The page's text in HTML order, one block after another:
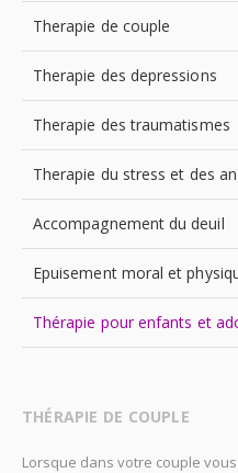
Therapie de couple
Therapie des depressions
Therapie des traumatismes
Therapie du stress et des
Accompagnement du deuil
Epuisement moral et
Thérapie pour enfants et
THÉRAPIE DE COUPLE
Lorsque dans votre couple